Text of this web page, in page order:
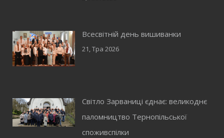
Всесвітній день вишиванки
21, Тра 2026
Світло Зарваниці єднає: великоднє
паломництво Тернопільської
споживспілки